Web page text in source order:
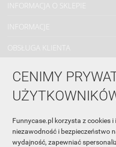
CENIMY
Funnycase.pl korzysta z cookies
niezawodność i bezpieczeństwo
wydajność, zapewniać
INFORMACJA O SKLEPIE
INFORMACJE
OBSŁUGA KLIENTA
ŚLEDŹ NAS NA FACEBOOKU
Made with